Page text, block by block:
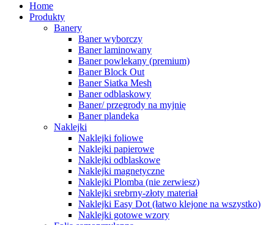
Home
Produkty
Banery
Baner wyborczy
Baner laminowany
Baner powlekany (premium)
Baner Block Out
Baner Siatka Mesh
Baner odblaskowy
Baner/ przegrody na myjnię
Baner plandeka
Naklejki
Naklejki foliowe
Naklejki papierowe
Naklejki odblaskowe
Naklejki magnetyczne
Naklejki Plomba (nie zerwiesz)
Naklejki srebrny-złoty materiał
Naklejki Easy Dot (łatwo klejone na wszystko)
Naklejki gotowe wzory